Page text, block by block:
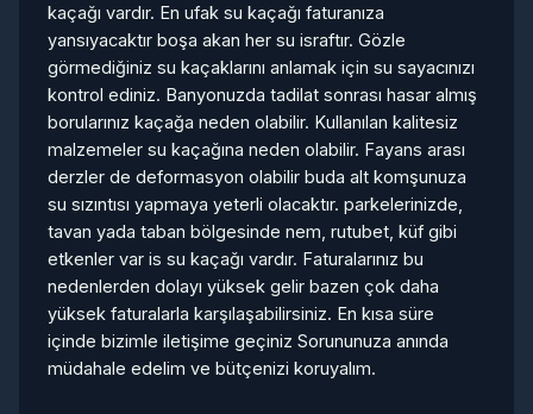
kaçağı vardır. En ufak su kaçağı faturanıza
yansıyacaktır boşa akan her su israftır. Gözle
görmediğiniz su kaçaklarını anlamak için su sayacınızı
kontrol ediniz. Banyonuzda tadilat sonrası hasar almış
borularınız kaçağa neden olabilir. Kullanılan kalitesiz
malzemeler su kaçağına neden olabilir. Fayans arası
derzler de deformasyon olabilir buda alt komşunuza
su sızıntısı yapmaya yeterli olacaktır. parkelerinizde,
tavan yada taban bölgesinde nem, rutubet, küf gibi
etkenler var is su kaçağı vardır. Faturalarınız bu
nedenlerden dolayı yüksek gelir bazen çok daha
yüksek faturalarla karşılaşabilirsiniz. En kısa süre
içinde bizimle iletişime geçiniz Sorununuza anında
müdahale edelim ve bütçenizi koruyalım.